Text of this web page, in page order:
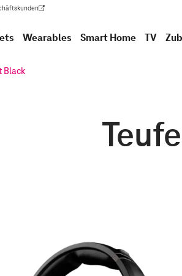
in einem neuen Tab geöffnet)
Wearables Smart Home TV
Black